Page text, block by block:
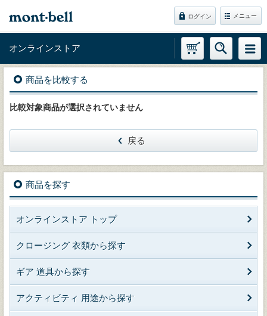
ログイン メニュー
オンラインストア
商品を比較する
比較対象商品が選択されていません
戻る
商品を探す
オンラインストア トップ
クロージング 衣類から探す
ギア 道具から探す
アクティビティ 用途から探す